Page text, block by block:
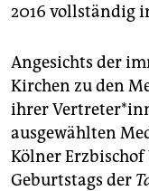
2016 vollständig
Angesichts der
Kirchen zu den
ihrer
ausgewählten
Kölner Erzbischof
Geburtstags der